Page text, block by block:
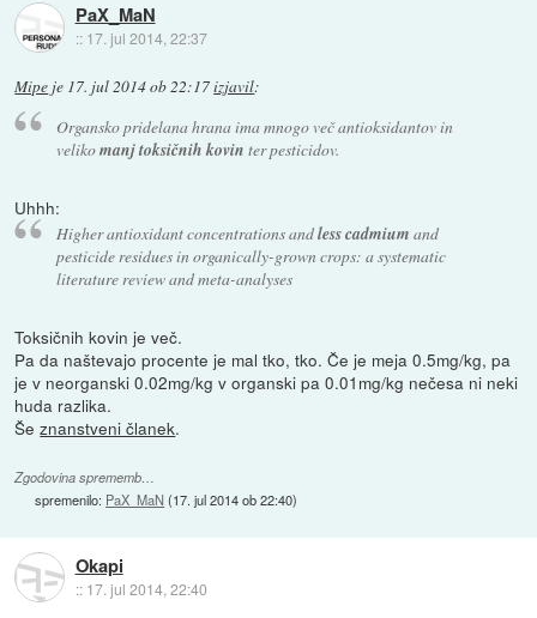
PaX_MaN
:: 17. jul 2014, 22:37
Mipe je 17. jul 2014 ob 22:17izjavil:
Organsko pridelana hrana ima mnogo več antioksidantov in
velikomanj toksičnih kovin ter pesticidov.
Uhhh:
Higher antioxidant concentrations andless cadmium and
pesticide residues in organically-grown crops: a systematic
literature review and meta-analyses
Toksičnih kovin je več.
Pa da naštevajo procente je mal tko, tko. Če je meja 0.5mg/kg, pa
je v neorganski 0.02mg/kg v organski pa 0.01mg/kg nečesa ni neki
huda razlika.
Šeznanstveni članek.
Zgodovina sprememb…
spremenilo: PaX_MaN (17. jul 2014 ob 22:40)
Okapi
:: 17. jul 2014, 22:40